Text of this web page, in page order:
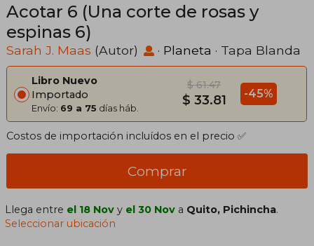
Acotar 6 (Una corte de rosas y
espinas 6)
Sarah J. Maas (Autor) · Planeta · Tapa Blanda
Libro Nuevo
Importado
Envío: 69 a 75 días háb.
$ 61.47
$ 33.81 -45%
Costos de importación incluídos en el precio ✅
Comprar
Llega entre el 18 Nov y el 30 Nov a Quito, Pichincha.
Seleccionar ubicación